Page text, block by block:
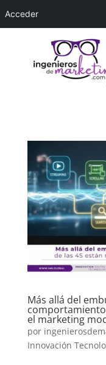
Más allá del
el marketing
por
Innovación
Acceder